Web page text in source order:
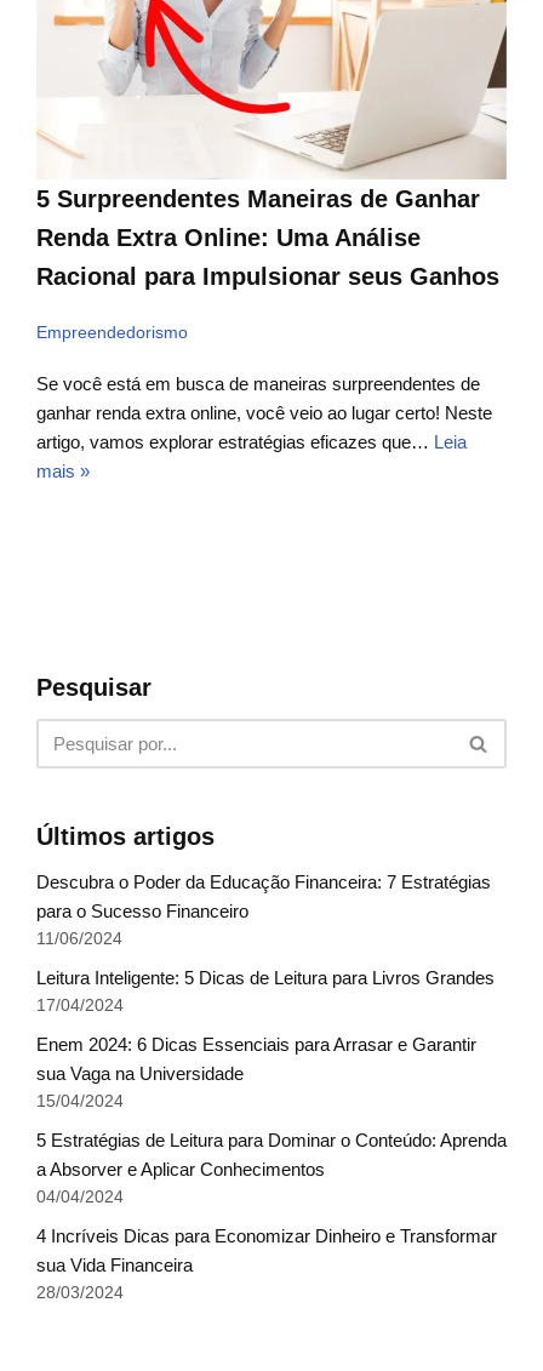
5 Surpreendentes Maneiras de Ganhar
Renda Extra Online: Uma Análise
Racional para Impulsionar seus Ganhos
Empreendedorismo
Se você está em busca de maneiras surpreendentes de
ganhar renda extra online, você veio ao lugar certo! Neste
artigo, vamos explorar estratégias eficazes que… Leia
mais »
Pesquisar
Últimos artigos
Descubra o Poder da Educação Financeira: 7 Estratégias
para o Sucesso Financeiro
11/06/2024
Leitura Inteligente: 5 Dicas de Leitura para Livros Grandes
17/04/2024
Enem 2024: 6 Dicas Essenciais para Arrasar e Garantir
sua Vaga na Universidade
15/04/2024
5 Estratégias de Leitura para Dominar o Conteúdo: Aprenda
a Absorver e Aplicar Conhecimentos
04/04/2024
4 Incríveis Dicas para Economizar Dinheiro e Transformar
sua Vida Financeira
28/03/2024